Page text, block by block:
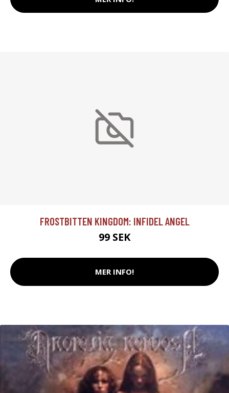
FROSTBITTEN KINGDOM: INFIDEL ANGEL
99 SEK
MER INFO!